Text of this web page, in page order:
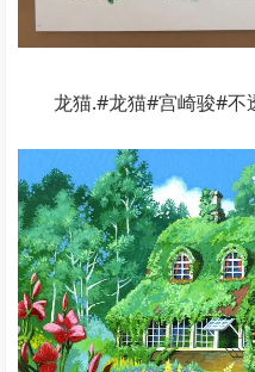
龙猫.#龙猫#宫崎骏#不